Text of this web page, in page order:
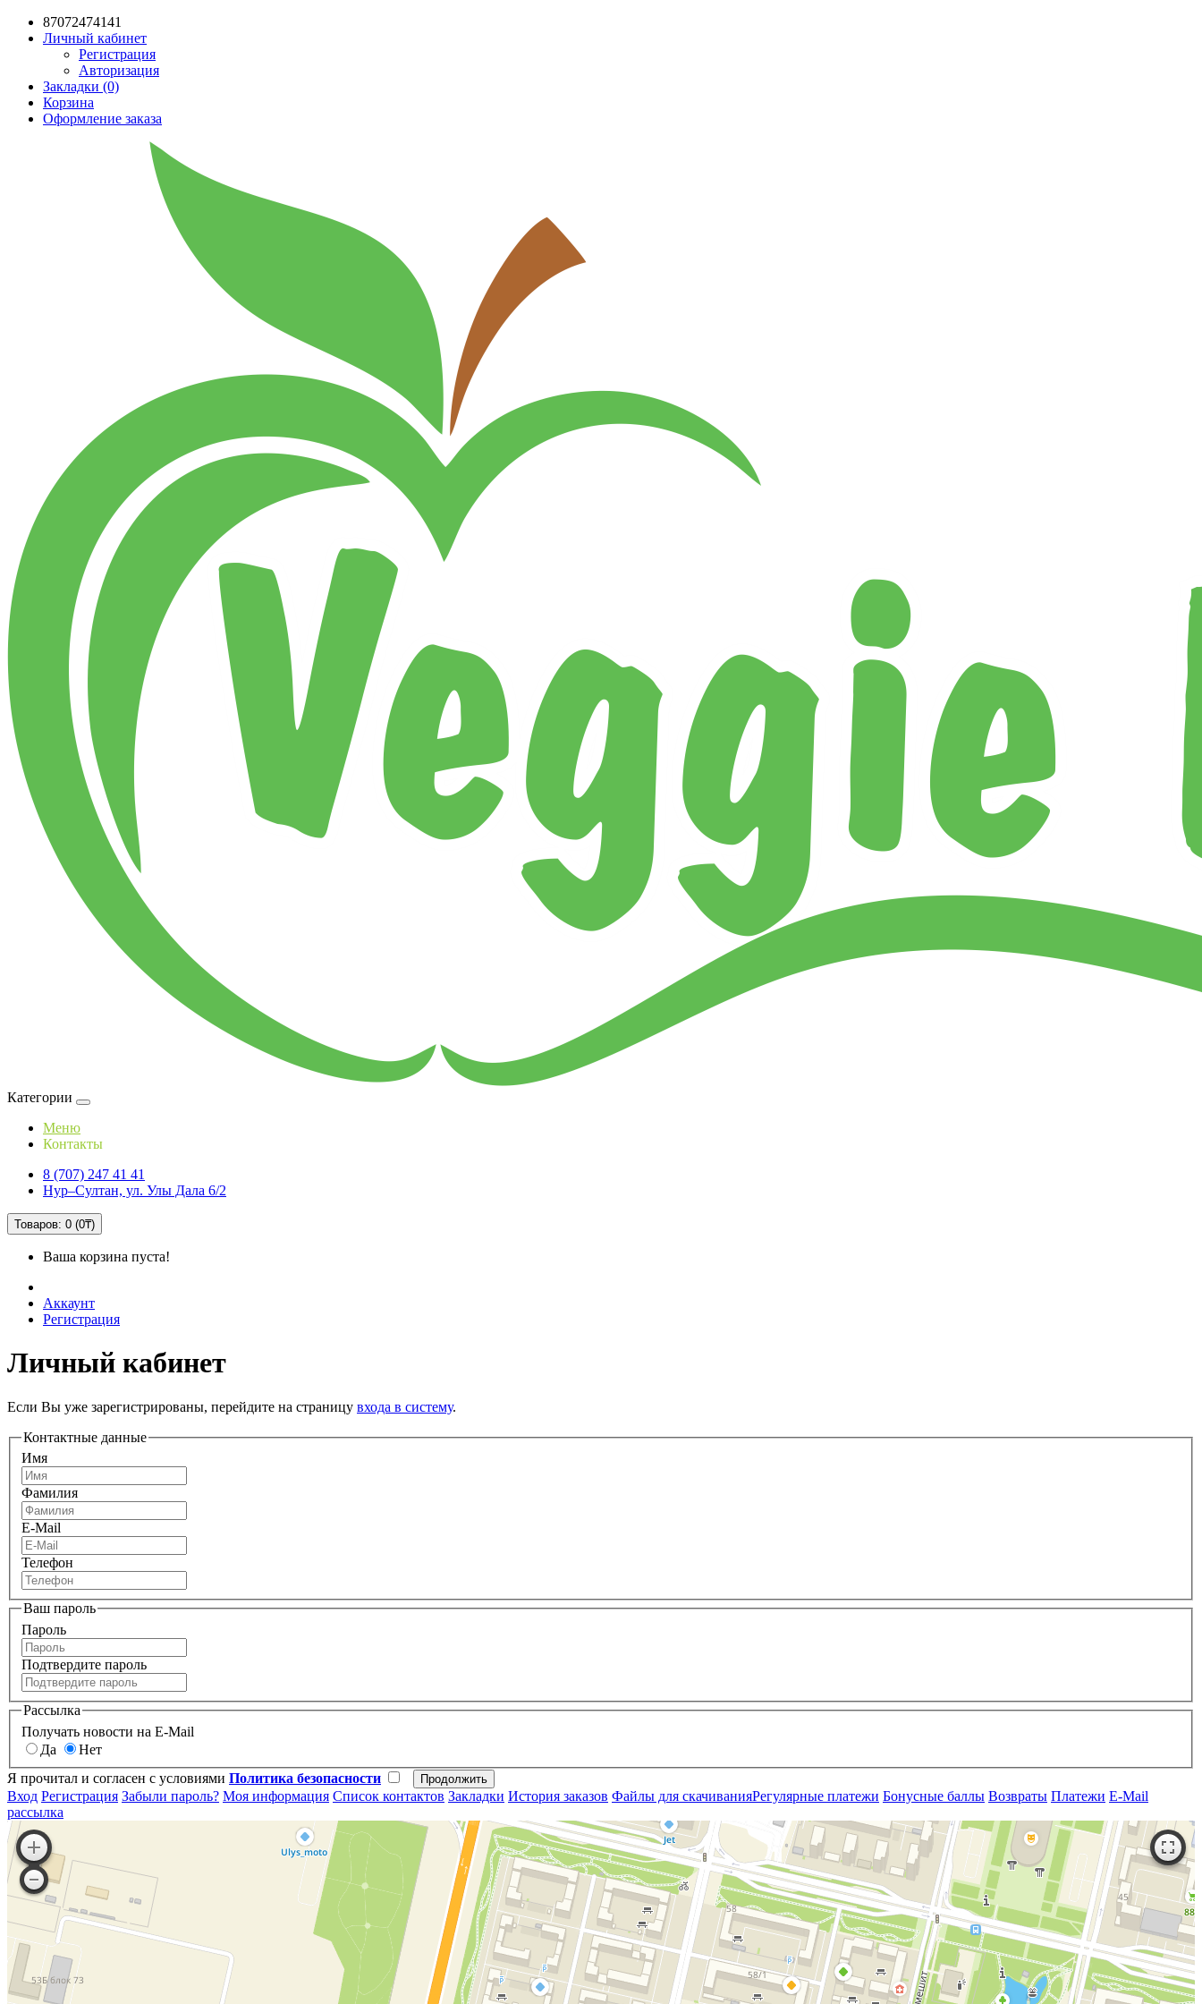
87072474141
Личный кабинет
Регистрация
Авторизация
Закладки (0)
Корзина
Оформление заказа
Категории
Меню
Контакты
8 (707) 247 41 41
Нур–Султан, ул. Улы Дала 6/2
Товаров: 0 (0₸)
Ваша корзина пуста!
Аккаунт
Регистрация
Личный кабинет
Если Вы уже зарегистрированы, перейдите на страницу входа в систему.
Контактные данные
Имя
Фамилия
E-Mail
Телефон
Ваш пароль
Пароль
Подтвердите пароль
Рассылка
Получать новости на E-Mail
Да
Нет
Я прочитал и согласен с условиями Политика безопасности
Вход Регистрация Забыли пароль? Моя информация Список контактов Закладки История заказов Файлы для скачиванияРегулярные платежи Бонусные баллы Возвраты Платежи E-Mail
рассылка